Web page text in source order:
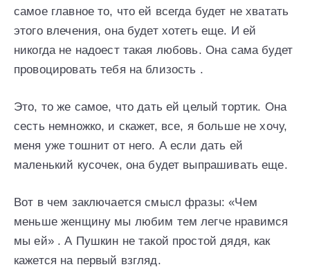
самое главное то, что ей всегда будет не хватать
этого влечения, она будет хотеть еще. И ей
никогда не надоест такая любовь. Она сама будет
провоцировать тебя на близость .
Это, то же самое, что дать ей целый тортик. Она
сесть немножко, и скажет, все, я больше не хочу,
меня уже тошнит от него. А если дать ей
маленький кусочек, она будет выпрашивать еще.
Вот в чем заключается смысл фразы: «Чем
меньше женщину мы любим тем легче нравимся
мы ей» . А Пушкин не такой простой дядя, как
кажется на первый взгляд.